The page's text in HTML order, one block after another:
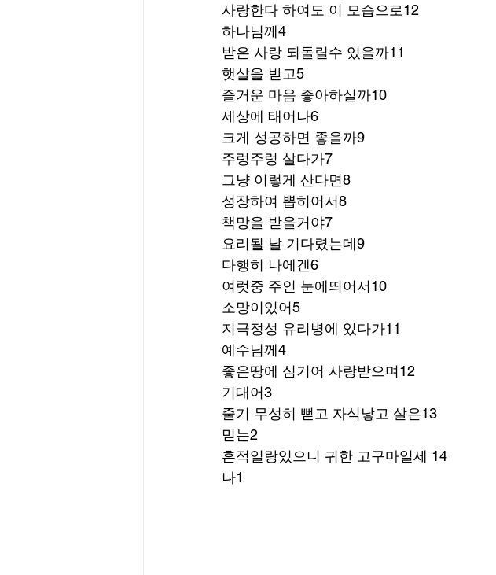
사랑한다 하여도 이 모습으로12
하나님께4
받은 사랑 되돌릴수 있을까11
햇살을 받고5
즐거운 마음 좋아하실까10
세상에 태어나6
크게 성공하면 좋을까9
주렁주렁 살다가7
그냥 이렇게 산다면8
성장하여 뽑히어서8
책망을 받을거야7
요리될 날 기다렸는데9
다행히 나에겐6
여럿중 주인 눈에띄어서10
소망이있어5
지극정성 유리병에 있다가11
예수님께4
좋은땅에 심기어 사랑받으며12
기대어3
줄기 무성히 뻗고 자식낳고 살은13
믿는2
흔적일랑있으니 귀한 고구마일세 14
나1